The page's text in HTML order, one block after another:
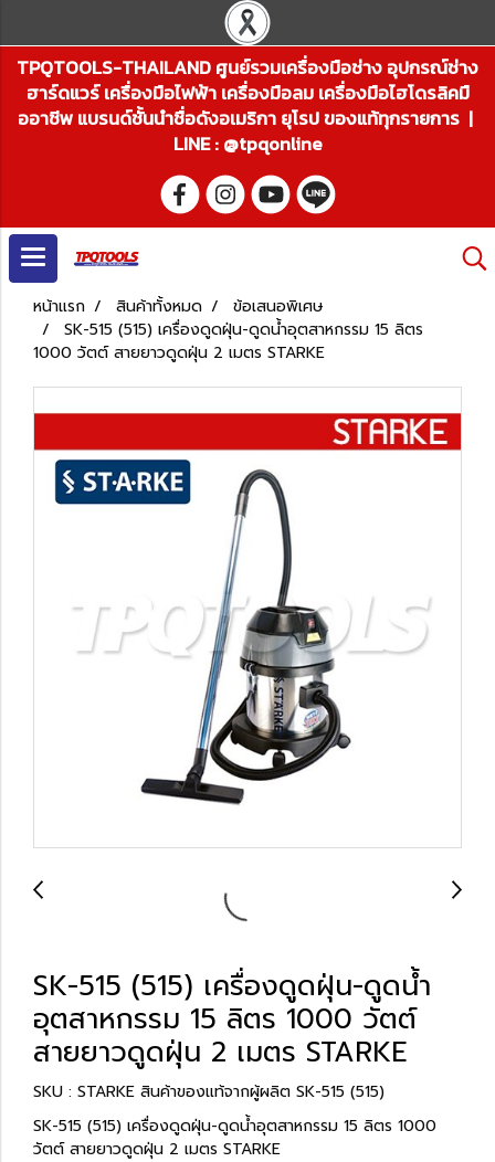
TPQTOOLS-THAILAND ศูนย์รวมเครื่องมือช่าง อุปกรณ์ช่าง
ฮาร์ดแวร์ เครื่องมือไฟฟ้า เครื่องมือลม เครื่องมือไฮโดรลิคมื
ออาชีพ แบรนด์ชั้นนำชื่อดังอเมริกา ยุโรป ของแท้ทุกรายการ |
LINE : @tpqonline
หน้าแรก สินค้าทั้งหมด
ข้อเสนอพิเศษ
SK-515 (515) เครื่องดูดฝุ่น-ดูดน้ำอุตสาหกรรม 15 ลิตร
1000 วัตต์ สายยาวดูดฝุ่น 2 เมตร STARKE
SK-515 (515) เครื่องดูดฝุ่น-ดูดน้ำ
อุตสาหกรรม 15 ลิตร 1000 วัตต์
สายยาวดูดฝุ่น 2 เมตร STARKE
SKU : STARKE สินค้าของแท้จากผู้ผลิต SK-515 (515)
SK-515 (515) เครื่องดูดฝุ่น-ดูดน้ำอุตสาหกรรม 15 ลิตร 1000
วัตต์ สายยาวดูดฝุ่น 2 เมตร STARKE